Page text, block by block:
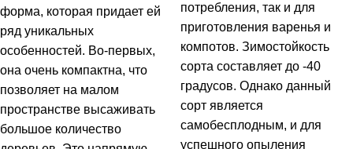
форма, которая придает ей
ряд уникальных
особенностей. Во-первых,
она очень компактна, что
позволяет на малом
пространстве высаживать
большое количество
потребления, так и для
приготовления варенья и
компотов. Зимостойкость
сорта составляет до -40
градусов. Однако данный
сорт является
самобесплодным, и для
успешного опыления